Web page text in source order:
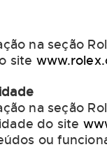
na seção
site
na seção
do site
ou